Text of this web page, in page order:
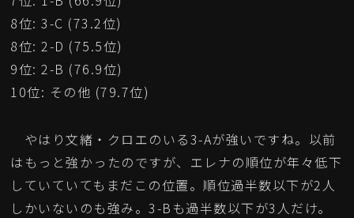
8位: 3-C (73.2位)
8位: 2-D (75.5位)
9位: 2-B (76.9位)
10位: その他 (79.7位)
やはり文緒・クロエのいる3-Aが強いですね。以前
はもっと強かったのですが、エレナの順位が年々低下
していていてもまだこの位置。順位過半数以下が2人
しかいないのも強み。3-Bも過半数以下が3人だけ。